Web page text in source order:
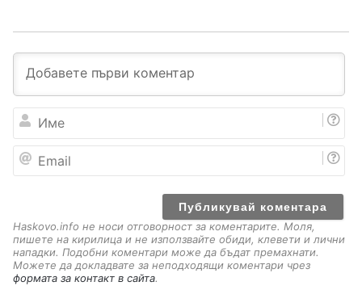
е
a
Haskovo.info не носи отговорност за коментарите. Моля,
пишете на кирилица и не използвайте обиди, клевети и лични
нападки. Подобни коментари може да бъдат премахнати.
Можете да докладвате за неподходящи коментари чрез
формата за контакт в сайта.